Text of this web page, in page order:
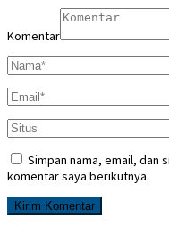
Komentar
Simpan nama, email, dan
komentar saya berikutnya.